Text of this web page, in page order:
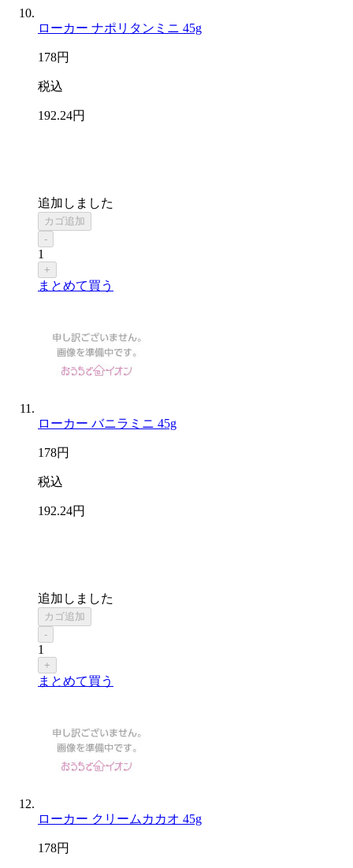
ローカー ナポリタンミニ 45g
178円
税込
192.24円
追加しました
カゴ追加
-
1
+
まとめて買う
ローカー バニラミニ 45g
178円
税込
192.24円
追加しました
カゴ追加
-
1
+
まとめて買う
ローカー クリームカカオ 45g
178円